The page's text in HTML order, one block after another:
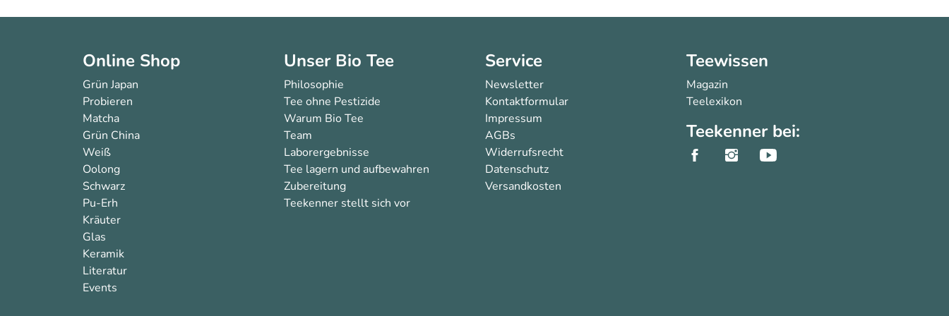
Online Shop
Grün Japan
Probieren
Matcha
Grün China
Weiß
Oolong
Schwarz
Pu-Erh
Kräuter
Glas
Keramik
Literatur
Events
Unser Bio Tee
Philosophie
Tee ohne Pestizide
Warum Bio Tee
Team
Laborergebnisse
Tee lagern und aufbewahren
Zubereitung
Teekenner stellt sich vor
Service
Newsletter
Kontaktformular
Impressum
AGBs
Widerrufsrecht
Datenschutz
Versandkosten
Teewissen
Magazin
Teelexikon
Teekenner bei: